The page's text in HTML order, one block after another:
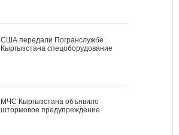
США передали Погранслужбе
Кыргызстана спецоборудование
МЧС Кыргызстана объявило
штормовое предупреждение